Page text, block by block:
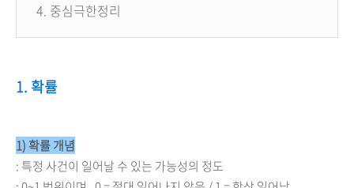
4. 중심극한정리
1. 확률
1) 확률 개념
: 특정 사건이 일어날 수 있는 가능성의 정도